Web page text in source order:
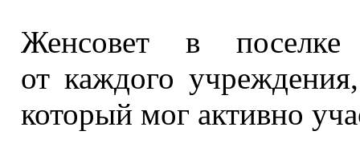
Женсовет в поселке
от каждого
который мог активно